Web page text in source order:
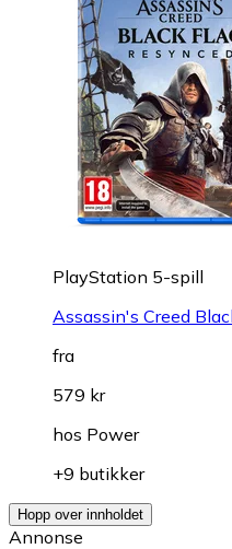
PlayStation 5-spill
Assassin's Creed
fra
579 kr
hos Power
+9 butikker
Hopp over innholdet
Annonse